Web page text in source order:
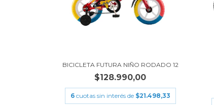
BICICLETA FUTURA NIÑO RODADO 12
$128.990,00
6 cuotas sin interés de $21.498,33